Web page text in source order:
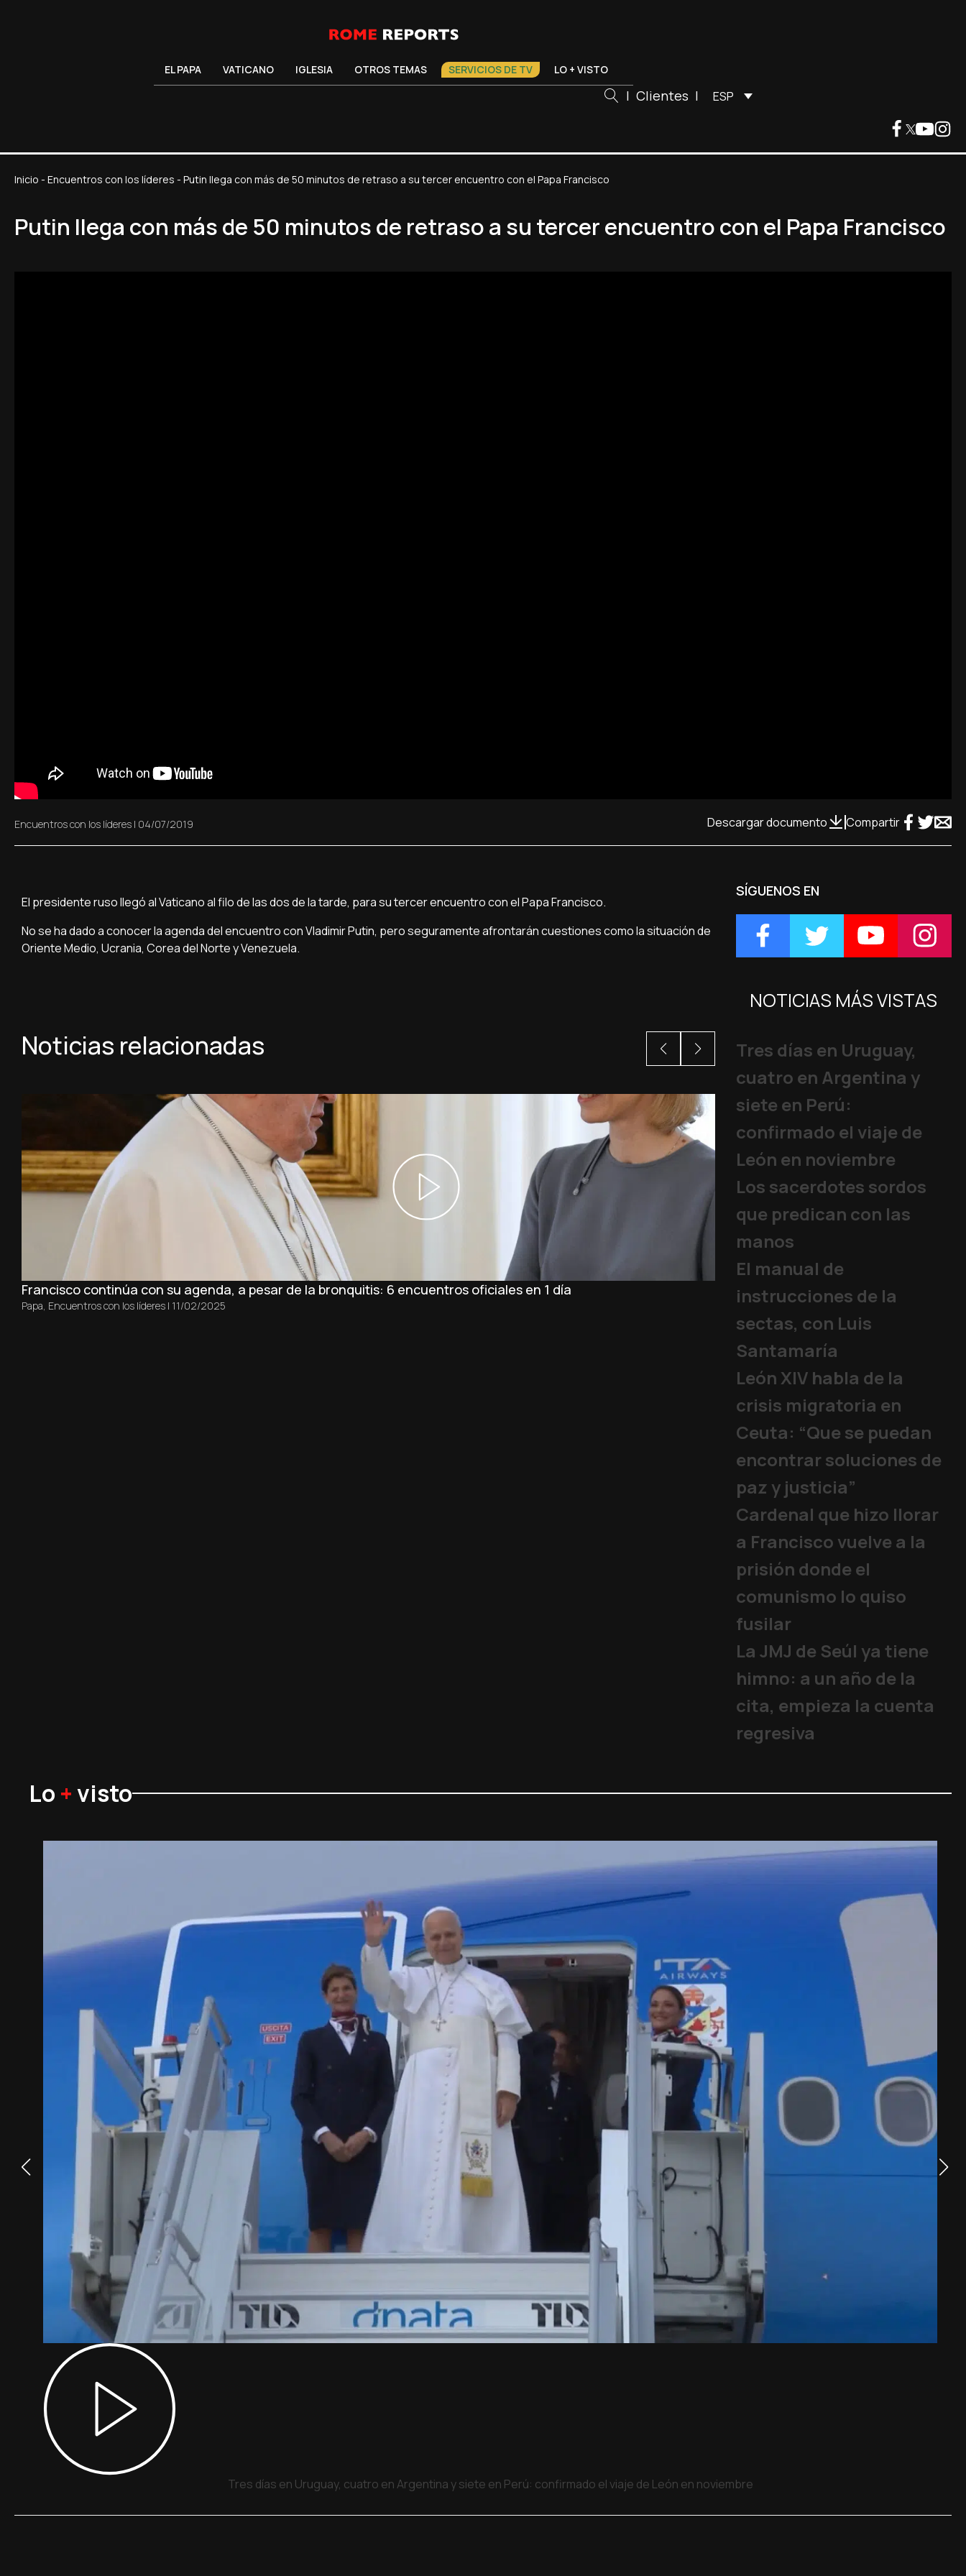
EL PAPA VATICANO IGLESIA OTROS TEMAS SERVICIOS DE TV LO + VISTO
| Clientes | ESP
Inicio - Encuentros con los líderes - Putin llega con más de 50 minutos de retraso a su tercer encuentro con el Papa Francisco
Putin llega con más de 50 minutos de retraso a su tercer encuentro con el Papa Francisco
Encuentros con los líderes | 04/07/2019 Descargar documento Compartir
El presidente ruso llegó al Vaticano al filo de las dos de la tarde, para su tercer encuentro con el Papa Francisco.
No se ha dado a conocer la agenda del encuentro con Vladimir Putin, pero seguramente afrontarán cuestiones como la situación de
Oriente Medio, Ucrania, Corea del Norte y Venezuela.
Noticias relacionadas
Francisco continúa con su agenda, a pesar de la bronquitis: 6 encuentros oficiales en 1 día
Papa Encuentros con los líderes | 11/02/2025
La visita del
Papa, Encuentros con los
SÍGUENOS EN
NOTICIAS MÁS VISTAS
Tres días en Uruguay,
cuatro en Argentina y
siete en Perú:
confirmado el viaje de
León en noviembre
Los sacerdotes sordos
que predican con las
manos
El manual de
instrucciones de la
sectas, con Luis
Santamaría
León XIV habla de la
crisis migratoria en
Ceuta: “Que se puedan
encontrar soluciones de
paz y justicia”
Cardenal que hizo llorar
a Francisco vuelve a la
prisión donde el
comunismo lo quiso
fusilar
La JMJ de Seúl ya tiene
himno: a un año de la
cita, empieza la cuenta
regresiva
Lo +visto
Tres días en Uruguay, cuatro en Argentina y siete en Perú: confirmado el viaje de León en noviembre